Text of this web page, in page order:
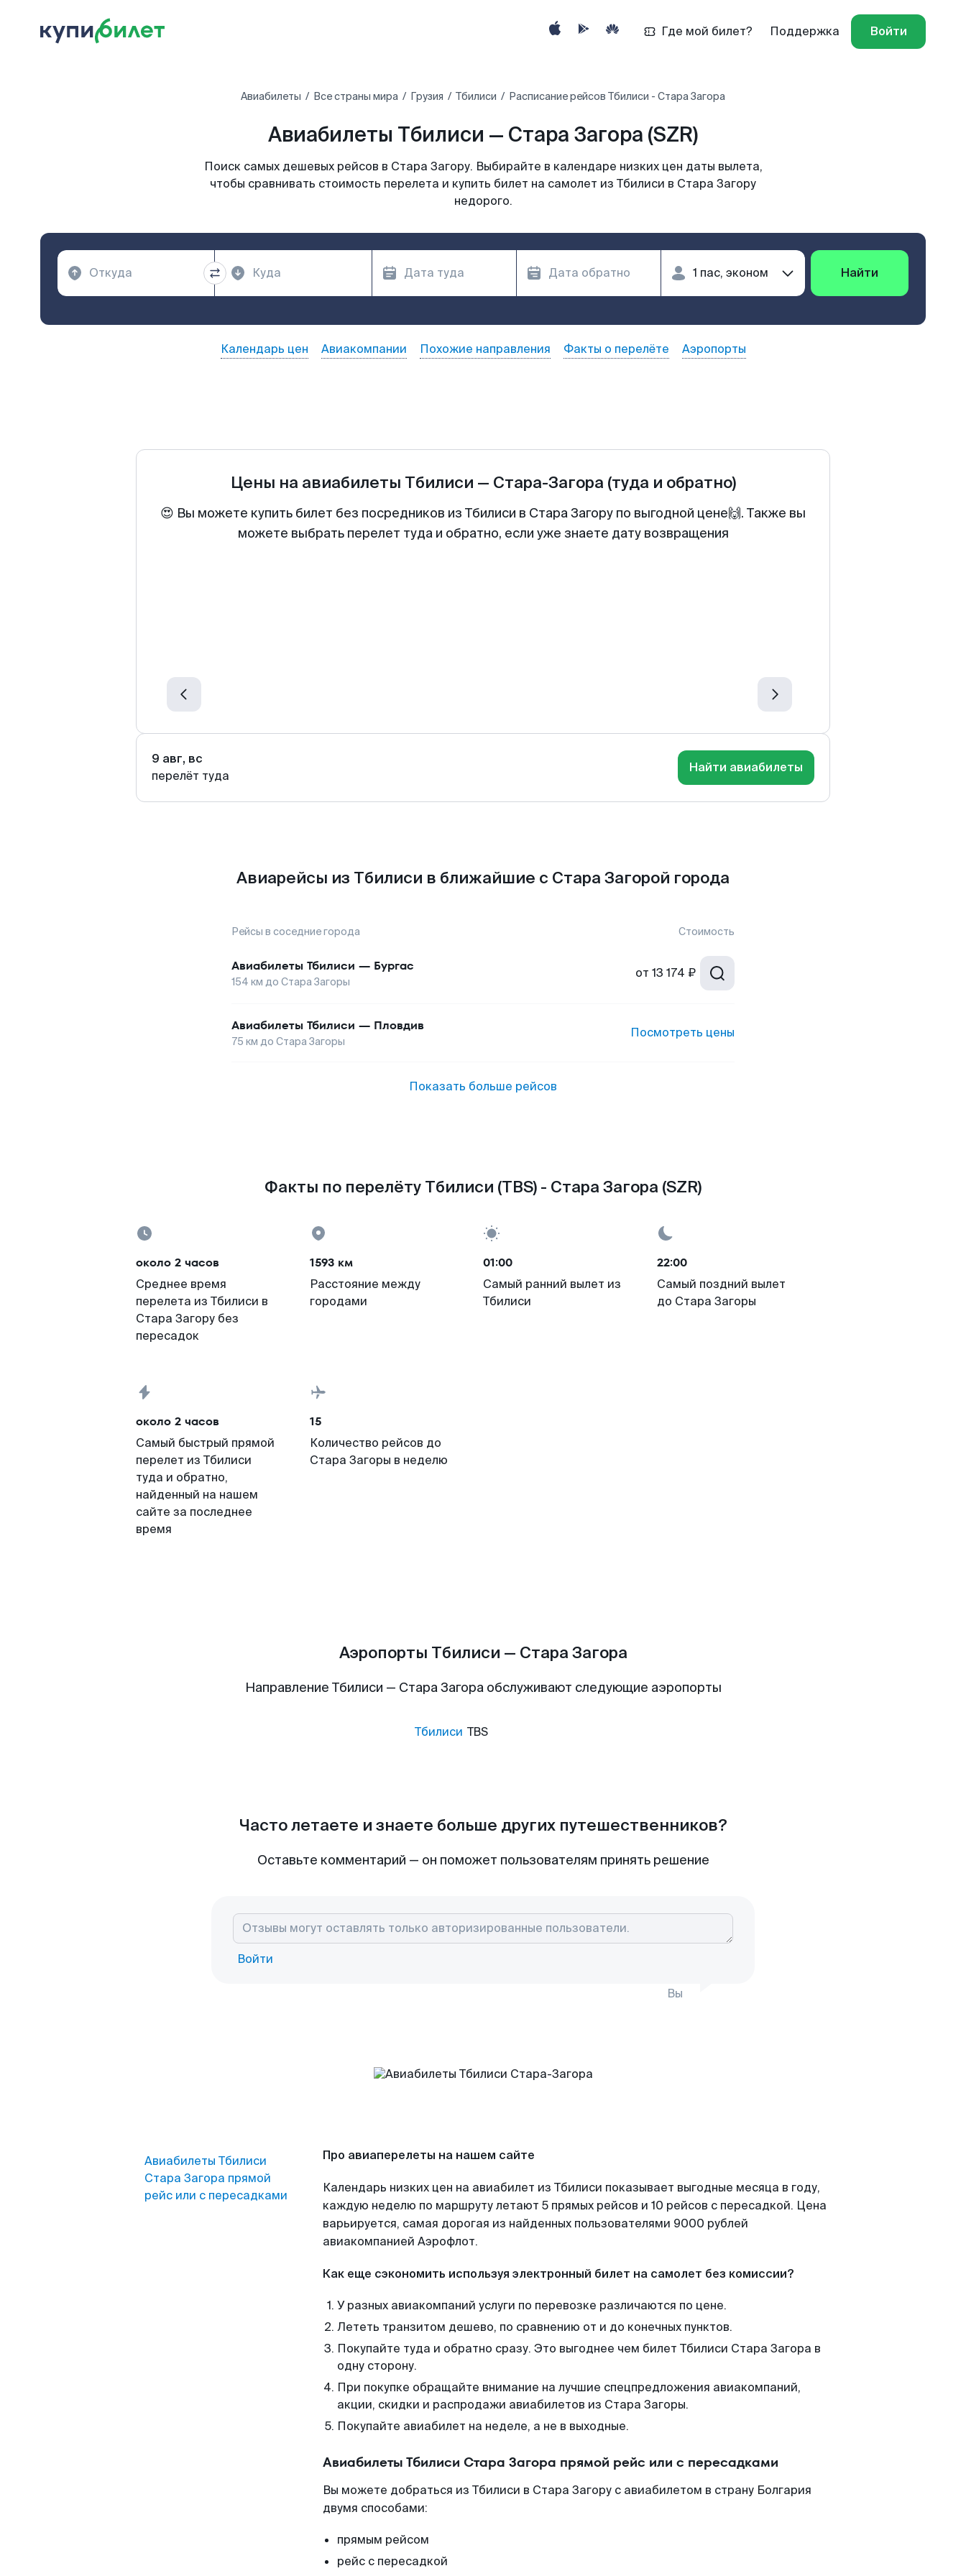
Где мой билет? Поддержка Войти
Авиабилеты Все страны мира Грузия Тбилиси Расписание рейсов Тбилиси - Стара Загора
Авиабилеты Тбилиси — Стара Загора (SZR)
Поиск самых дешевых рейсов в Стара Загору. Выбирайте в календаре низких цен даты вылета,
чтобы сравнивать стоимость перелета и купить билет на самолет из Тбилиси в Стара Загору
недорого.
Найти
Календарь цен Авиакомпании Похожие направления Факты о перелёте Аэропорты
Цены на авиабилеты Тбилиси — Стара-Загора (туда и обратно)
😍 Вы можете купить билет без посредников из Тбилиси в Стара Загору по выгодной цене🙌. Также вы
можете выбрать перелет туда и обратно, если уже знаете дату возвращения
9 авг, вс
перелёт туда
Найти авиабилеты
Авиарейсы из Тбилиси в ближайшие с Стара Загорой города
Рейсы в соседние города Стоимость
Авиабилеты Тбилиси — Бургас
154 км до Стара Загоры
от 13 174 ₽
Авиабилеты Тбилиси — Пловдив
75 км до Стара Загоры
Посмотреть цены
Показать больше рейсов
Факты по перелёту Тбилиси (TBS) - Стара Загора (SZR)
около 2 часов
Среднее время
перелета из Тбилиси в
Стара Загору без
пересадок
1593 км
Расстояние между
городами
01:00
Самый ранний вылет из
Тбилиси
22:00
Самый поздний вылет
до Стара Загоры
около 2 часов
Самый быстрый прямой
перелет из Тбилиси
туда и обратно,
найденный на нашем
сайте за последнее
время
15
Количество рейсов до
Стара Загоры в неделю
Аэропорты Тбилиси — Стара Загора
Направление Тбилиси — Стара Загора обслуживают следующие аэропорты
Тбилиси TBS
Часто летаете и знаете больше других путешественников?
Оставьте комментарий — он поможет пользователям принять решение
Войти
Вы
Авиабилеты Тбилиси
Стара Загора прямой
рейс или с пересадками
Про авиаперелеты на нашем сайте
Календарь низких цен на авиабилет из Тбилиси показывает выгодные месяца в году,
каждую неделю по маршруту летают 5 прямых рейсов и 10 рейсов с пересадкой. Цена
варьируется, самая дорогая из найденных пользователями 9000 рублей
авиакомпанией Аэрофлот.
Как еще сэкономить используя электронный билет на самолет без комиссии?
У разных авиакомпаний услуги по перевозке различаются по цене.
Лететь транзитом дешево, по сравнению от и до конечных пунктов.
Покупайте туда и обратно сразу. Это выгоднее чем билет Тбилиси Стара Загора в
одну сторону.
При покупке обращайте внимание на лучшие спецпредложения авиакомпаний,
акции, скидки и распродажи авиабилетов из Стара Загоры.
Покупайте авиабилет на неделе, а не в выходные.
Авиабилеты Тбилиси Стара Загора прямой рейс или с пересадками
Вы можете добраться из Тбилиси в Стара Загору с авиабилетом в страну Болгария
двумя способами:
прямым рейсом
рейс с пересадкой